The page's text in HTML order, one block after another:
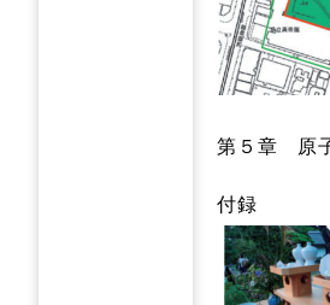
第５章 原
付録